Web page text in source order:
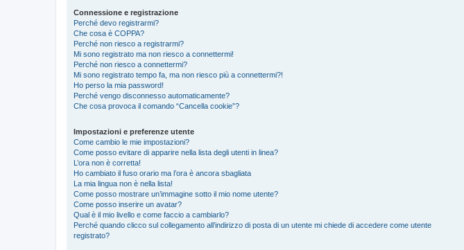
Connessione e registrazione
Perché devo registrarmi?
Che cosa è COPPA?
Perché non riesco a registrarmi?
Mi sono registrato ma non riesco a connettermi!
Perché non riesco a connettermi?
Mi sono registrato tempo fa, ma non riesco più a connettermi?!
Ho perso la mia password!
Perché vengo disconnesso automaticamente?
Che cosa provoca il comando “Cancella cookie”?
Impostazioni e preferenze utente
Come cambio le mie impostazioni?
Come posso evitare di apparire nella lista degli utenti in linea?
L’ora non è corretta!
Ho cambiato il fuso orario ma l’ora è ancora sbagliata
La mia lingua non è nella lista!
Come posso mostrare un’immagine sotto il mio nome utente?
Come posso inserire un avatar?
Qual è il mio livello e come faccio a cambiarlo?
Perché quando clicco sul collegamento all’indirizzo di posta di un utente mi chiede di accedere come utente
registrato?